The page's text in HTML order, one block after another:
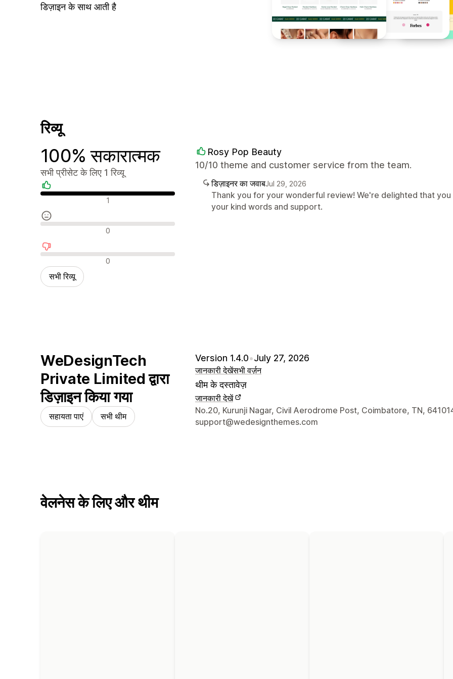
डिज़ाइन के साथ आती है
रिव्यू
100% सकारात्मक
सभी प्रीसेट के लिए 1 रिव्यू
सकारात्मक रिव्यू 1
न्यूट्रल रिव्यू 0
नकारात्मक रिव्यू 0
सभी रिव्यू
Rosy Pop Beauty
10/10 theme and customer service from the team.
डिज़ाइनर का जवाबJul 29, 2026
Thank you for your wonderful review! We're delighted that
your kind words and support.
WeDesignTech
Private Limited द्वारा
डिज़ाइन किया गया
सहायता पाएं सभी थीम
Version 1.4.0•July 27, 2026
जानकारी देखेंसभी वर्ज़न
थीम के दस्तावेज़
जानकारी देखें
डिज़ाइनर के संपर्क की जानकारी
No.20, Kurunji Nagar, Civil Aerodrome Post, Coimbatore, TN,
support@wedesignthemes.com
वेलनेस के लिए और थीम